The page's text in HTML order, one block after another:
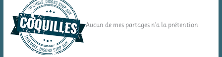
Aucun de mes partages n'a la prétention